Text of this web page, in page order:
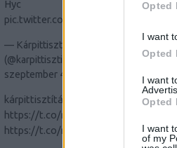
Opted
I want
Opted
I want
Opted
I want
of my
Hyc
pic.twitter.com/WOZju5oPEK
— Kárpittisztítás Budapest
(@karpittisztitas)
szeptember 4.
kárpittisztítás
https://t.co/r6Ck7uOzSO
https://t.co/r6Ck7uOzSO